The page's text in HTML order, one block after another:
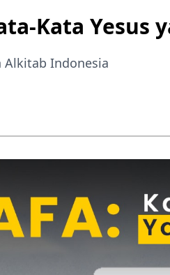
Kata Yesus
Alkitab Indonesia